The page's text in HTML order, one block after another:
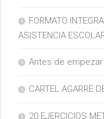
FORMATO
ASISTENCIA
Antes de
CARTEL AGARRE
20 EJERCICIOS